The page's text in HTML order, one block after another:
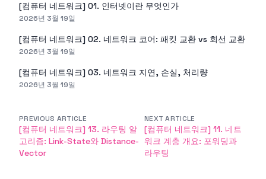
[컴퓨터 네트워크] 01. 인터넷이란 무엇인가
2026년 3월 19일
[컴퓨터 네트워크] 02. 네트워크 코어: 패킷 교환 vs 회선 교환
2026년 3월 19일
[컴퓨터 네트워크] 03. 네트워크 지연, 손실, 처리량
2026년 3월 19일
PREVIOUS ARTICLE
[컴퓨터 네트워크] 13. 라우팅 알
고리즘: Link-State와 Distance-
Vector
NEXT ARTICLE
[컴퓨터 네트워크] 11. 네트
워크 계층 개요: 포워딩과
라우팅